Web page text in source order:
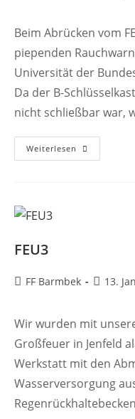
Beim Abrücken vom
piependen
Universität der
Da der B-
nicht schließbar war,
Weiterlesen
FEU3
Beitrags-
FF Barmbek
Beitrag
13.
Wir wurden mit
Großfeuer in Jenfeld
Werkstatt mit den
Wasserversorgung